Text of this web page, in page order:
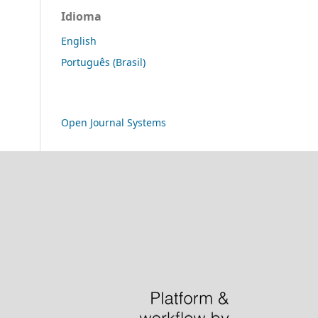
Idioma
English
Português (Brasil)
Open Journal Systems